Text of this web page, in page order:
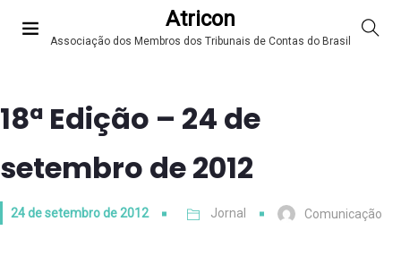
Atricon
Associação dos Membros dos Tribunais de Contas do Brasil
18ª Edição – 24 de
setembro de 2012
24 de setembro de 2012 Jornal Comunicação